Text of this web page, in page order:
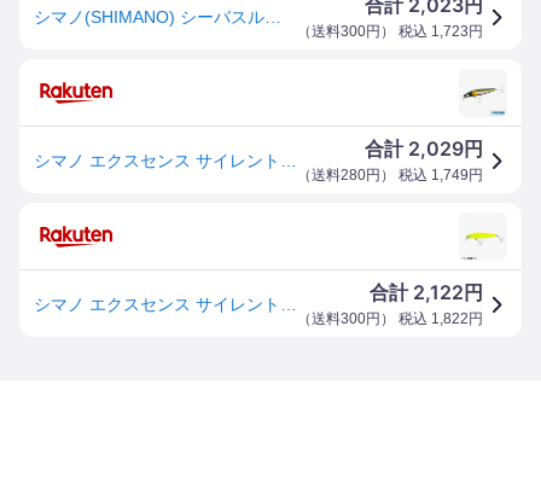
合計 2,023円
（送料300円 ） 税込 1,723 円
合計 2,029円
（送料280円 ） 税込 1,749 円
合計 2,122 円
（送料300円 ） 税込 1,822 円